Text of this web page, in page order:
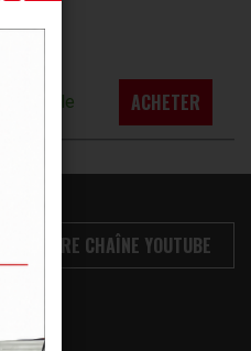
Disponible ACHETER
VOIR NOTRE CHAÎNE YOUTUBE